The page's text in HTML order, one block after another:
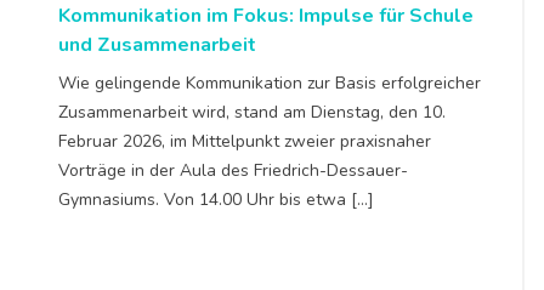
Kommunikation im Fokus: Impulse für Schule
und Zusammenarbeit
Wie gelingende Kommunikation zur Basis erfolgreicher
Zusammenarbeit wird, stand am Dienstag, den 10.
Februar 2026, im Mittelpunkt zweier praxisnaher
Vorträge in der Aula des Friedrich-Dessauer-
Gymnasiums. Von 14.00 Uhr bis etwa […]